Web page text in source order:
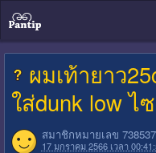
ผมเท้ายาว
ใส่dunk low ไ
สมาชิกหมายเลข
17 มกราคม 2566 เวลา